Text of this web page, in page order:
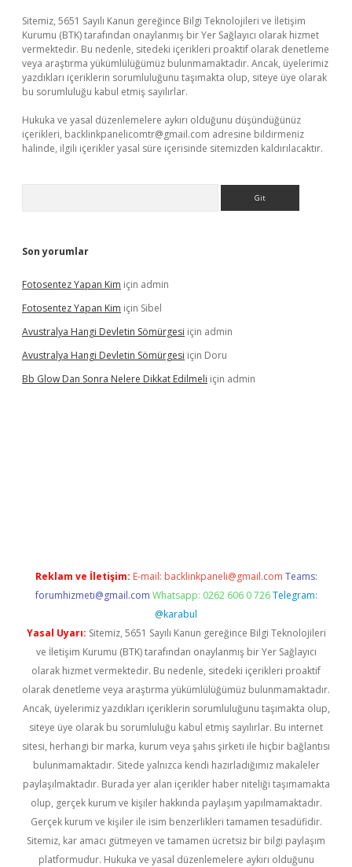
Sitemiz, 5651 Sayılı Kanun gereğince Bilgi Teknolojileri ve İletişim
Kurumu (BTK) tarafından onaylanmış bir Yer Sağlayıcı olarak hizmet
vermektedir. Bu nedenle, sitedeki içerikleri proaktif olarak denetleme
veya araştırma yükümlülüğümüz bulunmamaktadır. Ancak, üyelerimiz
yazdıkları içeriklerin sorumluluğunu taşımakta olup, siteye üye olarak
bu sorumluluğu kabul etmiş sayılırlar.
Hukuka ve yasal düzenlemelere aykırı olduğunu düşündüğünüz
içerikleri, backlinkpanelicomtr@gmail.com adresine bildirmeniz
halinde, ilgili içerikler yasal süre içerisinde sitemizden kaldırılacaktır.
Son yorumlar
Fotosentez Yapan Kim için admin
Fotosentez Yapan Kim için Sibel
Avustralya Hangi Devletin Sömürgesi için admin
Avustralya Hangi Devletin Sömürgesi için Doru
Bb Glow Dan Sonra Nelere Dikkat Edilmeli için admin
Reklam ve İletişim: E-mail: backlinkpaneli@gmail.com Teams:
forumhizmeti@gmail.com Whatsapp: 0262 606 0 726 Telegram:
@karabul
Yasal Uyarı: Sitemiz, 5651 Sayılı Kanun gereğince Bilgi Teknolojileri
ve İletişim Kurumu (BTK) tarafından onaylanmış bir Yer Sağlayıcı
olarak hizmet vermektedir. Bu nedenle, sitedeki içerikleri proaktif
olarak denetleme veya araştırma yükümlülüğümüz bulunmamaktadır.
Ancak, üyelerimiz yazdıkları içeriklerin sorumluluğunu taşımakta olup,
siteye üye olarak bu sorumluluğu kabul etmiş sayılırlar. Bu internet
sitesi, herhangi bir marka, kurum veya şahıs şirketi ile hiçbir bağlantısı
bulunmamaktadır. Sitede yalnızca kendi hazırladığımız makaleler
paylaşılmaktadır. Burada yer alan içerikler haber niteliği taşımamakta
olup, gerçek kurum ve kişiler hakkında paylaşım yapılmamaktadır.
Gerçek kurum ve kişiler ile isim benzerlikleri tamamen tesadüfidir.
Sitemiz, kar amacı gütmeyen ve tamamen ücretsiz bir bilgi paylaşım
platformudur. Hukuka ve yasal düzenlemelere aykırı olduğunu